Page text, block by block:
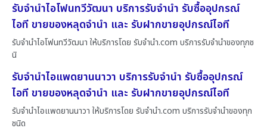
รับจำนำไอโฟนทวีวัฒนา บริการรับจำนำ รับซื้ออุปกรณ์
ไอที ขายของหลุดจำนำ และ รับฝากขายอุปกรณ์ไอที
รับจำนำไอโฟนทวีวัฒนา ให้บริการโดย รับจํานํา.com บริการรับจำนำของทุกช
นิ
รับจำนำไอแพดยานนาวา บริการรับจำนำ รับซื้ออุปกรณ์
ไอที ขายของหลุดจำนำ และ รับฝากขายอุปกรณ์ไอที
รับจำนำไอแพดยานนาวา ให้บริการโดย รับจํานํา.com บริการรับจำนำของทุก
ชนิด